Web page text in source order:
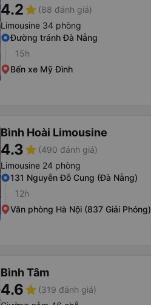
4.2star (88 đánh giá)
Limousine 34 phòng
Đường tránh Đà Nẵng
15h
Bến xe Mỹ Đình
Bình Hoài Limousine
4.3star (490 đánh giá)
Limousine 24 phòng
131 Nguyễn Đỗ Cung (Đà Nẵng)
12h
Văn phòng Hà Nội (837 Giải Phóng)
Bình Tâm
4.6star (319 đánh giá)